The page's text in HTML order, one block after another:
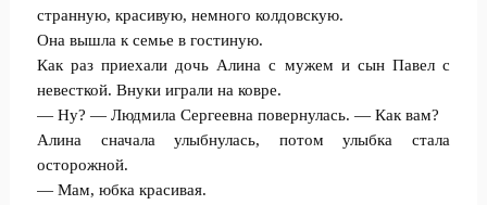
странную, красивую, немного колдовскую.
Она вышла к семье в гостиную.
Как раз приехали дочь Алина с мужем и сын Павел с
невесткой. Внуки играли на ковре.
— Ну? — Людмила Сергеевна повернулась. — Как вам?
Алина сначала улыбнулась, потом улыбка стала
осторожной.
— Мам, юбка красивая.